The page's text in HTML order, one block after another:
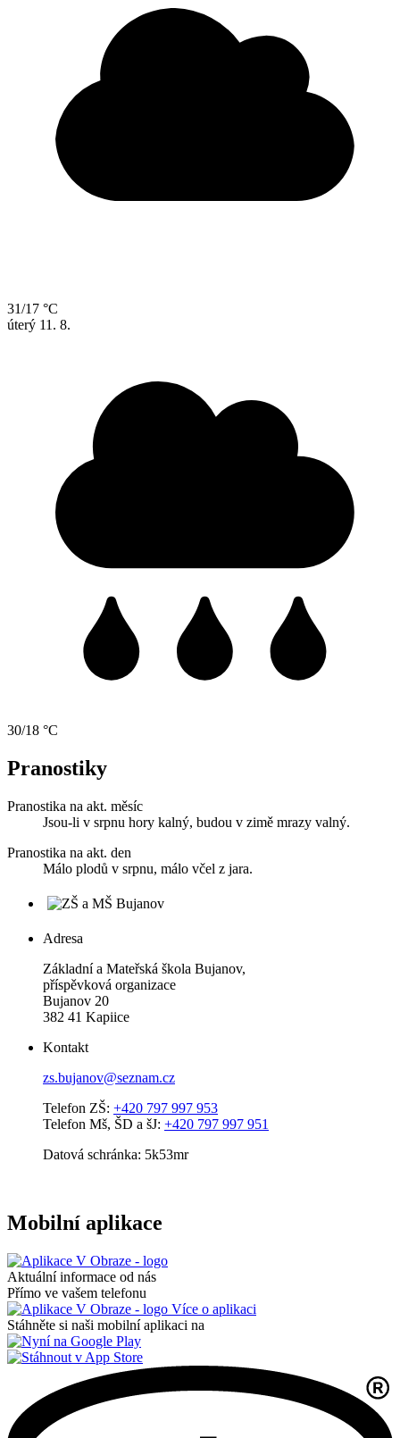
31/17 °C
úterý 11. 8.
30/18 °C
Pranostiky
Pranostika na akt. měsíc
Jsou-li v srpnu hory kalný, budou v zimě mrazy valný.
Pranostika na akt. den
Málo plodů v srpnu, málo včel z jara.
Adresa
Základní a Mateřská škola Bujanov,
příspěvková organizace
Bujanov 20
382 41 Kapiice
Kontakt
zs.bujanov@seznam.cz
Telefon ZŠ: +420 797 997 953
Telefon Mš, ŠD a šJ: +420 797 997 951
Datová schránka: 5k53mr
Mobilní aplikace
Aktuální informace od nás
Přímo ve vašem telefonu
Více o aplikaci
Stáhněte si naši mobilní aplikaci na